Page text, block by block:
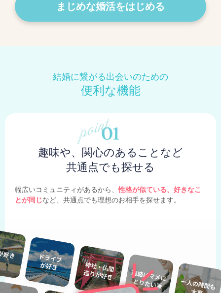
まじめな婚活をはじめる
結婚に繋がる出会いのための
便利な機能
趣味や、関心のあることなど
共通点でも探せる
幅広いコミュニティがあるから、性格が似ている、好きなこ
とが同じなど、共通点でも理想のお相手を探せます。